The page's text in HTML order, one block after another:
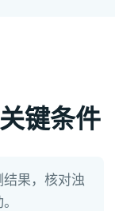
键条件
果，核对浊